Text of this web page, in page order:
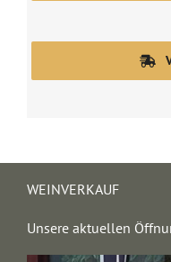
WEINVERKAUF
Unsere aktuellen